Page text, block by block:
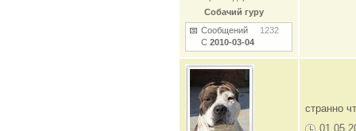
Собачий гуру
Сообщений 1232
С 2010-03-04
странно